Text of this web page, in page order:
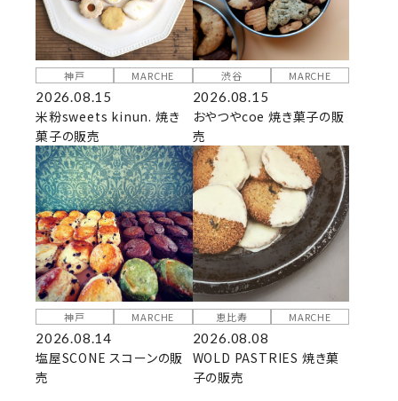
神戸 MARCHE
2026.08.15
米粉sweets kinun. 焼き
菓子の販売
渋谷 MARCHE
2026.08.15
おやつやcoe 焼き菓子の販
売
神戸 MARCHE
2026.08.14
塩屋SCONE スコーンの販
売
恵比寿 MARCHE
2026.08.08
WOLD PASTRIES 焼き菓
子の販売